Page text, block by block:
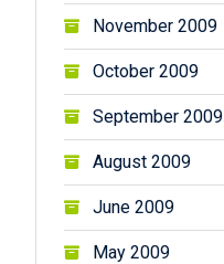
November 2009
October 2009
September 2009
August 2009
June 2009
May 2009